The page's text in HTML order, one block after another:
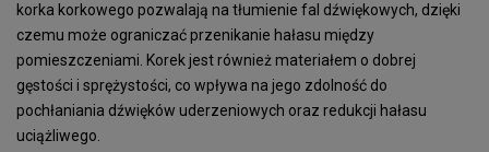
Listwy korkowe
wykończeniowe
Torby z korka
i galanteria
korka korkowego pozwalają na tłumienie fal dźwiękowych, dzięki
czemu może ograniczać przenikanie hałasu między
pomieszczeniami. Korek jest również materiałem o dobrej
gęstości i sprężystości, co wpływa na jego zdolność do
pochłaniania dźwięków uderzeniowych oraz redukcji hałasu
uciążliwego.